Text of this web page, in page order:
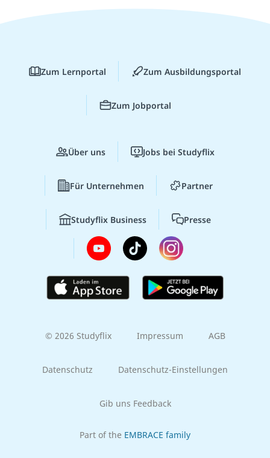
Zum Lernportal Zum Ausbildungsportal
Zum Jobportal
Über uns Jobs bei Studyflix
Für Unternehmen Partner
Studyflix Business Presse
© 2026 Studyflix Impressum AGB
Datenschutz Datenschutz-Einstellungen
Gib uns Feedback
Part of the EMBRACE family